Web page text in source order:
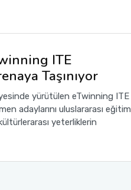
ITE
Taşınıyor
yürütülen eTwinning ITE
adaylarını uluslararası eğitim
yeterliklerin